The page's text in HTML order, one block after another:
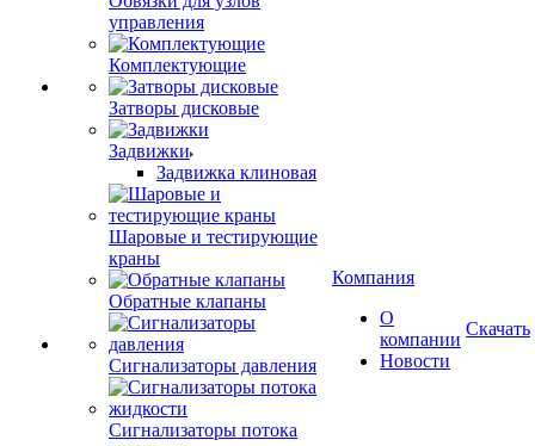
управления
Комплектующие
Затворы дисковые
Задвижки
Задвижка клиновая
Шаровые и тестирующие
краны
Обратные клапаны
Сигнализаторы давления
Сигнализаторы потока
Компания
О
компании
Новости
Скачать